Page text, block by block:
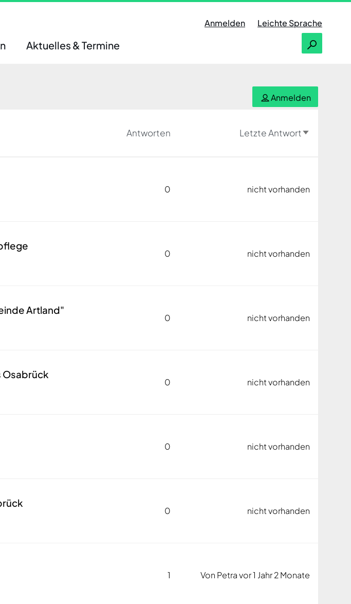
Anmelden Leichte Sprache
Aktuelles & Termine
Anmelden
Antworten Letzte Antwort
0 nicht vorhanden
0 nicht vorhanden
Artland"
0 nicht vorhanden
Osabrück
0 nicht vorhanden
0 nicht vorhanden
0 nicht vorhanden
1 Von Petravor 1 Jahr 2 Monate